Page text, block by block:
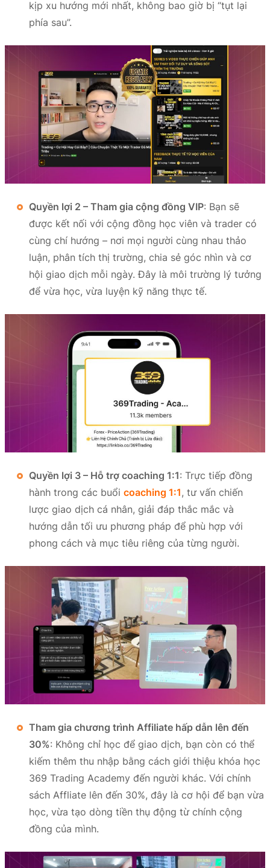
kịp xu hướng mới nhất, không bao giờ bị “tụt lại
phía sau”.
Quyền lợi 2 – Tham gia cộng đồng VIP: Bạn sẽ
được kết nối với cộng đồng học viên và trader có
cùng chí hướng – nơi mọi người cùng nhau thảo
luận, phân tích thị trường, chia sẻ góc nhìn và cơ
hội giao dịch mỗi ngày. Đây là môi trường lý tưởng
để vừa học, vừa luyện kỹ năng thực tế.
Quyền lợi 3 – Hỗ trợ coaching 1:1: Trực tiếp đồng
hành trong các buổi coaching 1:1, tư vấn chiến
lược giao dịch cá nhân, giải đáp thắc mắc và
hướng dẫn tối ưu phương pháp để phù hợp với
phong cách và mục tiêu riêng của từng người.
Tham gia chương trình Affiliate hấp dẫn lên đến
30%: Không chỉ học để giao dịch, bạn còn có thể
kiếm thêm thu nhập bằng cách giới thiệu khóa học
369 Trading Academy đến người khác. Với chính
sách Affliate lên đến 30%, đây là cơ hội để bạn vừa
học, vừa tạo dòng tiền thụ động từ chính cộng
đồng của mình.